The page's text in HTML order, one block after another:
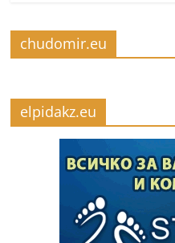
chudomir.eu
elpidakz.eu